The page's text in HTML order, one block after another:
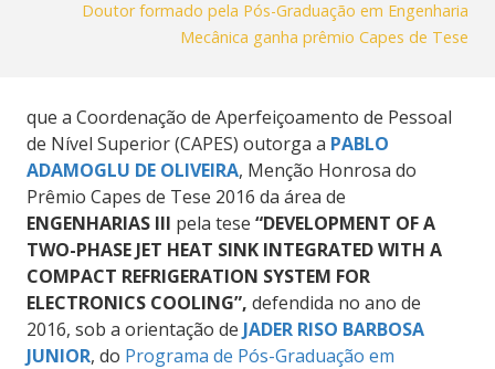
Doutor formado pela Pós-Graduação em Engenharia
Mecânica ganha prêmio Capes de Tese
que a Coordenação de Aperfeiçoamento de Pessoal
de Nível Superior (CAPES) outorga a PABLO
ADAMOGLU DE OLIVEIRA, Menção Honrosa do
Prêmio Capes de Tese 2016 da área de
ENGENHARIAS III pela tese “DEVELOPMENT OF A
TWO-PHASE JET HEAT SINK INTEGRATED WITH A
COMPACT REFRIGERATION SYSTEM FOR
ELECTRONICS COOLING”, defendida no ano de
2016, sob a orientação de JADER RISO BARBOSA
JUNIOR, do Programa de Pós-Graduação em